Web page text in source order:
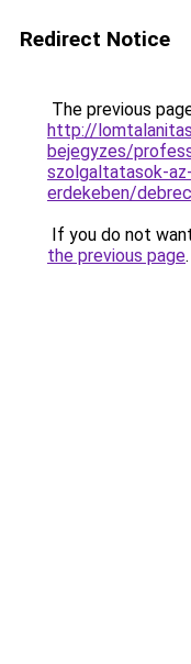
Redirect Notice
The previous
http://
bejegyzes/
szolgaltatasok-
erdekeben/
If you do not
the previous page.